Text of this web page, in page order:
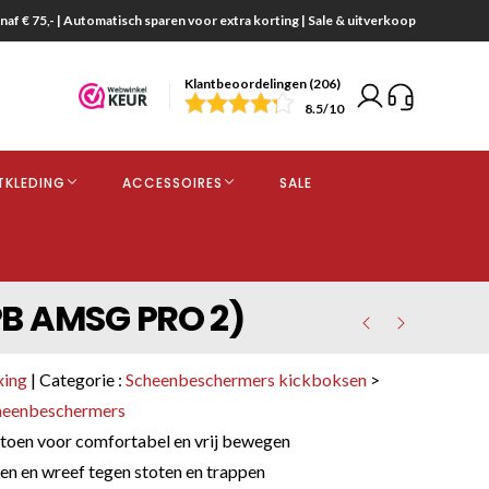
€ 75,- | Automatisch sparen voor extra korting | Sale & uitverkoop
Klantbeoordelingen (206)
8.5/10
ACCESSOIRES SALE
PRO 2)
| Categorie :Scheenbeschermers kickboksen >
voor comfortabel en vrij bewegen
en wreef tegen stoten en trappen